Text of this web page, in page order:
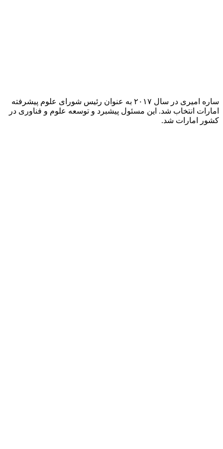
ساره امیری در سال ۲۰۱۷ به عنوان رئیس شورای علوم پیشرفته
امارات انتخاب شد. این مسئول پیشبرد و توسعه علوم و فناوری در
کشور امارات شد.